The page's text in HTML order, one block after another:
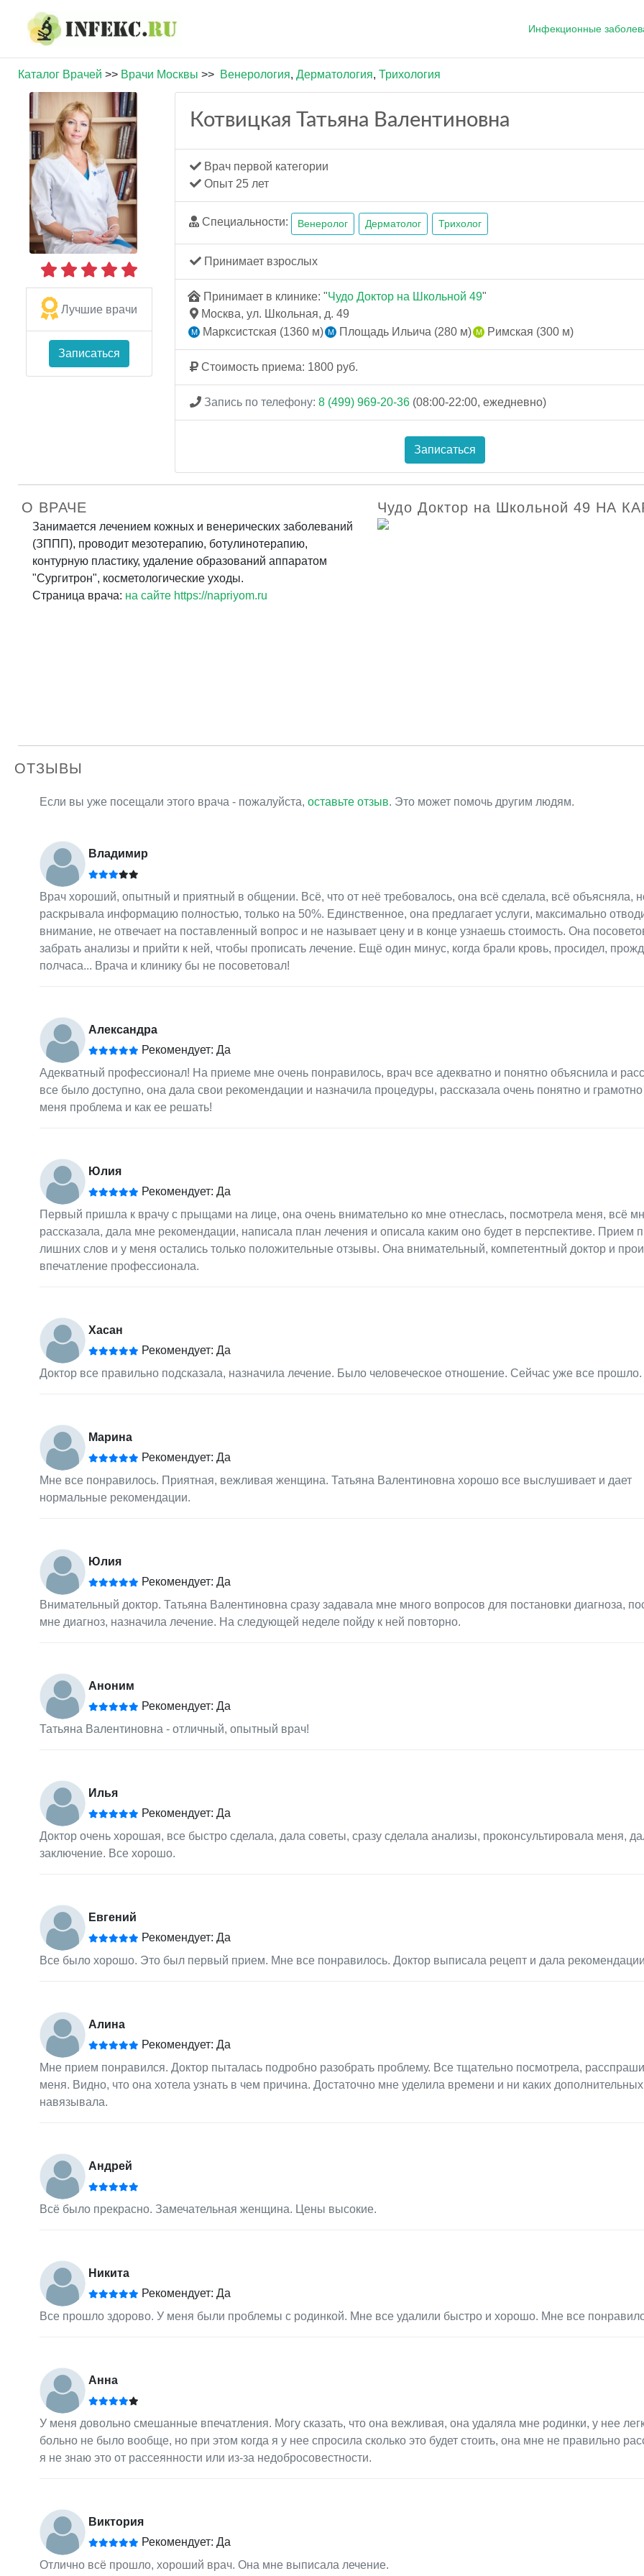
Инфекционные
Каталог Врачей >> Врачи Москвы >> Венерология, Дерматология, Трихология
Лучшие врачи
Записаться
Котвицкая Татьяна Валентиновна
Врач первой категории
Опыт 25 лет
Специальности: Венеролог Дерматолог Трихолог
Принимает взрослых
Принимает в клинике: "Чудо Доктор на Школьной 49"
Москва, ул. Школьная, д. 49
Марксистская (1360 м)
Площадь Ильича (280 м) Римская (300 м)
Стоимость приема: 1800 руб.
Запись по телефону: 8 (499) 969-20-36 (08:00-22:00, ежедневно)
Записаться
О ВРАЧЕ
Занимается лечением кожных и венерических заболеваний
(ЗППП), проводит мезотерапию, ботулинотерапию,
контурную пластику, удаление образований аппаратом
"Сургитрон", косметологические уходы.
Страница врача: на сайте https://napriyom.ru
Чудо Доктор на Школьной 49 НА
ОТЗЫВЫ
Если вы уже посещали этого врача - пожалуйста, оставьте отзыв. Это может помочь другим людям.
Владимир
Врач хороший, опытный и приятный в общении. Всё, что от неё требовалось, она всё сделала, всё объясняла,
раскрывала информацию полностью, только на 50%. Единственное, она предлагает услуги, максимально
внимание, не отвечает на поставленный вопрос и не называет цену и в конце узнаешь стоимость. Она
забрать анализы и прийти к ней, чтобы прописать лечение. Ещё один минус, когда брали кровь, просидел,
полчаса... Врача и клинику бы не посоветовал!
Александра
Рекомендует: Да
Адекватный профессионал! На приеме мне очень понравилось, врач все адекватно и понятно объяснила и
все было доступно, она дала свои рекомендации и назначила процедуры, рассказала очень понятно и грамотно
меня проблема и как ее решать!
Юлия
Рекомендует: Да
Первый пришла к врачу с прыщами на лице, она очень внимательно ко мне отнеслась, посмотрела меня, всё
рассказала, дала мне рекомендации, написала план лечения и описала каким оно будет в перспективе. Прием
лишних слов и у меня остались только положительные отзывы. Она внимательный, компетентный доктор и
впечатление профессионала.
Хасан
Рекомендует: Да
Доктор все правильно подсказала, назначила лечение. Было человеческое отношение. Сейчас уже все прошло.
Марина
Рекомендует: Да
Мне все понравилось. Приятная, вежливая женщина. Татьяна Валентиновна хорошо все выслушивает и дает
нормальные рекомендации.
Юлия
Рекомендует: Да
Внимательный доктор. Татьяна Валентиновна сразу задавала мне много вопросов для постановки диагноза,
мне диагноз, назначила лечение. На следующей неделе пойду к ней повторно.
Аноним
Рекомендует: Да
Татьяна Валентиновна - отличный, опытный врач!
Илья
Рекомендует: Да
Доктор очень хорошая, все быстро сделала, дала советы, сразу сделала анализы, проконсультировала меня,
заключение. Все хорошо.
Евгений
Рекомендует: Да
Все было хорошо. Это был первый прием. Мне все понравилось. Доктор выписала рецепт и дала
Алина
Рекомендует: Да
Мне прием понравился. Доктор пыталась подробно разобрать проблему. Все тщательно посмотрела,
меня. Видно, что она хотела узнать в чем причина. Достаточно мне уделила времени и ни каких дополнительных
навязывала.
Андрей
Всё было прекрасно. Замечательная женщина. Цены высокие.
Никита
Рекомендует: Да
Все прошло здорово. У меня были проблемы с родинкой. Мне все удалили быстро и хорошо. Мне все
Анна
У меня довольно смешанные впечатления. Могу сказать, что она вежливая, она удаляла мне родинки, у нее
больно не было вообще, но при этом когда я у нее спросила сколько это будет стоить, она мне не правильно
я не знаю это от рассеянности или из-за недобросовестности.
Виктория
Рекомендует: Да
Отлично всё прошло, хороший врач. Она мне выписала лечение.